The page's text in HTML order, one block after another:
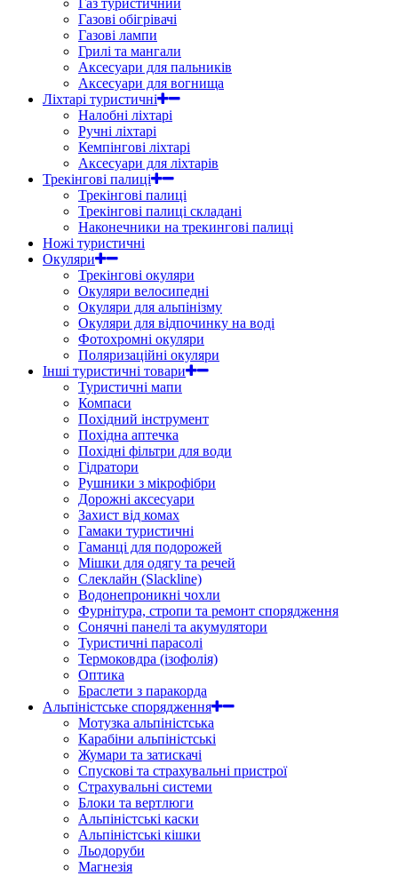
Газ туристичний
Газові обігрівачі
Газові лампи
Грилі та мангали
Аксесуари для пальників
Аксесуари для вогнища
Ліхтарі туристичні
Налобні ліхтарі
Ручні ліхтарі
Кемпінгові ліхтарі
Аксесуари для ліхтарів
Трекінгові палиці
Трекінгові палиці
Трекінгові палиці складані
Наконечники на трекингові палиці
Ножі туристичні
Окуляри
Трекінгові окуляри
Окуляри велосипедні
Окуляри для альпінізму
Окуляри для відпочинку на воді
Фотохромні окуляри
Поляризаційні окуляри
Інші туристичні товари
Туристичні мапи
Компаси
Похідний інструмент
Похідна аптечка
Похідні фільтри для води
Гідратори
Рушники з мікрофібри
Дорожні аксесуари
Захист від комах
Гамаки туристичні
Гаманці для подорожей
Мішки для одягу та речей
Слеклайн (Slackline)
Водонепроникні чохли
Фурнітура, стропи та ремонт спорядження
Сонячні панелі та акумулятори
Туристичні парасолі
Термоковдра (ізофолія)
Оптика
Браслети з паракорда
Альпіністське спорядження
Мотузка альпіністська
Карабіни альпіністські
Жумари та затискачі
Спускові та страхувальні пристрої
Страхувальні системи
Блоки та вертлюги
Альпіністські каски
Альпіністські кішки
Льодоруби
Магнезія